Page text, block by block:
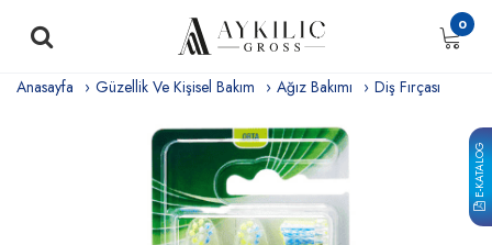
E-KATALOG
0
Anasayfa Güzellik Ve Kişisel Bakım Ağız Bakımı Diş Fırçası